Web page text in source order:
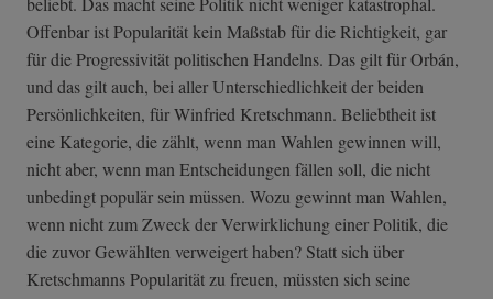
Offenbar ist Popularität kein Maßstab für die Richtigkeit, gar
für die Progressivität politischen Handelns. Das gilt für Orbán,
und das gilt auch, bei aller Unterschiedlichkeit der beiden
Persönlichkeiten, für Winfried Kretschmann. Beliebtheit ist
eine Kategorie, die zählt, wenn man Wahlen gewinnen will,
nicht aber, wenn man Entscheidungen fällen soll, die nicht
unbedingt populär sein müssen. Wozu gewinnt man Wahlen,
wenn nicht zum Zweck der Verwirklichung einer Politik, die
die zuvor Gewählten verweigert haben? Statt sich über
Kretschmanns Popularität zu freuen, müssten sich seine